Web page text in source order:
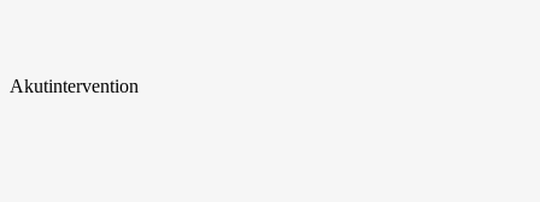
Akutintervention